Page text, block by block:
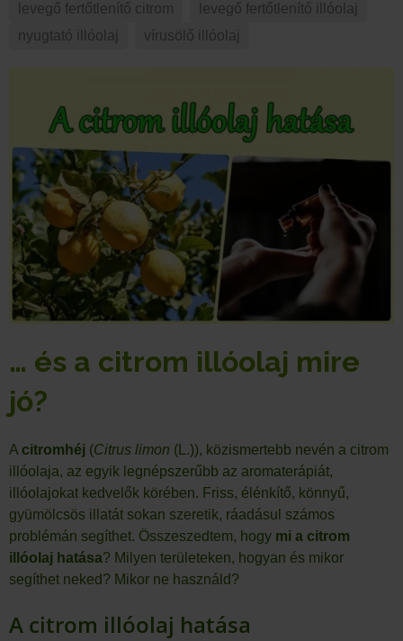
levegő fertőtlenítő citrom
levegő fertőtlenítő illóolaj
nyugtató illóolaj
vírusölő illóolaj
… és a citrom illóolaj mire
jó?
A citromhéj (Citrus limon (L.)), közismertebb nevén a citrom
illóolaja, az egyik legnépszerűbb az aromaterápiát,
illóolajokat kedvelők körében. Friss, élénkítő, könnyű,
gyümölcsös illatát sokan szeretik, ráadásul számos
problémán segíthet. Összeszedtem, hogy mi a citrom
illóolaj hatása? Milyen területeken, hogyan és mikor
segíthet neked? Mikor ne használd?
A citrom illóolaj hatása